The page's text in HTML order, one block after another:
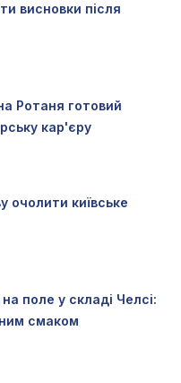
висновки після
Ротаня готовий
кар'єру
очолити київське
поле у складі Челсі:
смаком